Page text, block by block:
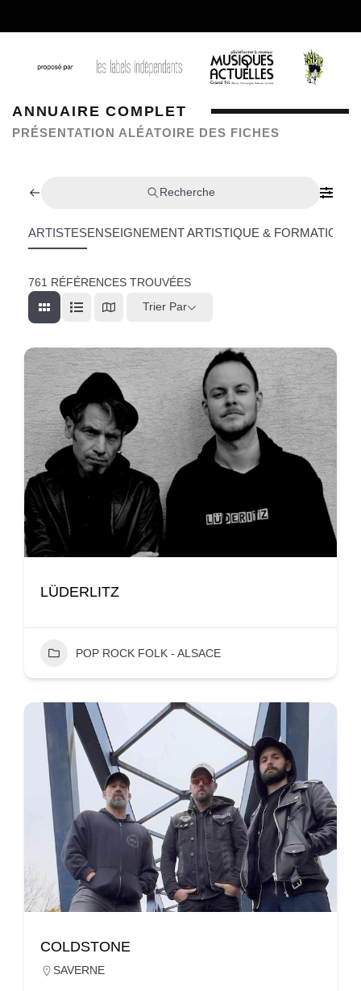
ANNUAIRE COMPLET
PRÉSENTATION ALÉATOIRE DES FICHES
Recherche
ARTISTESENSEIGNEMENT ARTISTIQUE & FORMATION
761 RÉFÉRENCES TROUVÉES
Trier Par
LÜDERLITZ
POP ROCK FOLK - ALSACE
COLDSTONE
SAVERNE